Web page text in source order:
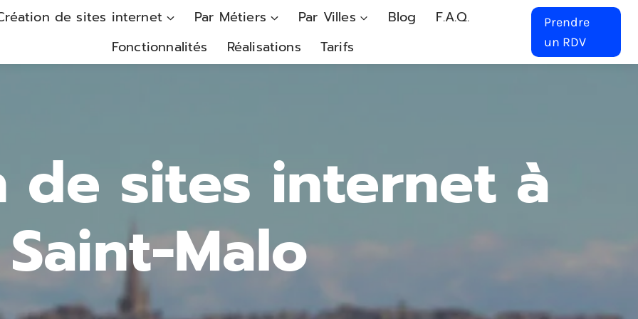
de sites internet Par Métiers Par Villes Blog
F.A.Q.
Fonctionnalités
Réalisations Tarifs
Prendre
un RDV
de sites internet à
Saint-Malo